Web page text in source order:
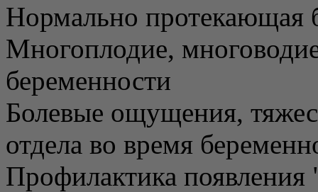
Нормально протекающая
Многоплодие,
беременности
Болевые ощущения,
отдела во время
Профилактика появления